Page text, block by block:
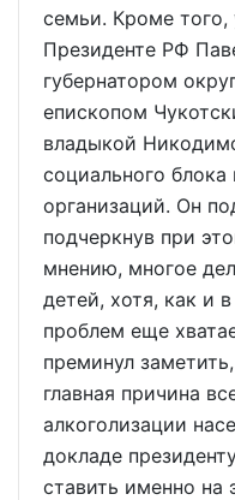
семьи. Кроме
Президенте РФ
губернатором
епископом
владыкой
социального
организаций. Он
подчеркнув при
мнению, многое
детей, хотя, как и
проблем еще
преминул
главная причина
алкоголизации
докладе
ставить именно